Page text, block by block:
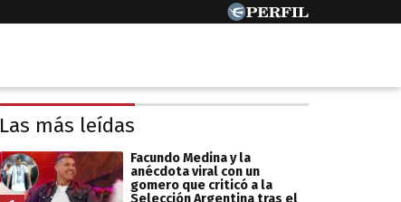
Las más leídas
Facundo Medina y la
anécdota viral con un
gomero que criticó a la
Selección Argentina tras el